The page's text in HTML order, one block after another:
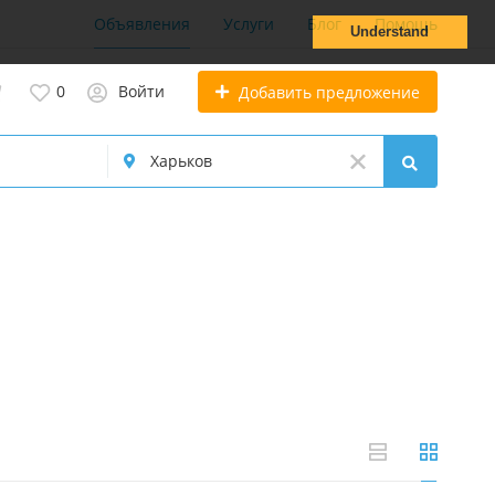
Understand
Объявления Услуги Блог Помощь
0 Войти Добавить предложение